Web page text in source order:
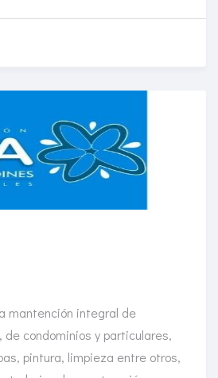
mantención integral de
de condominios y particulares,
pintura, limpieza entre otros,